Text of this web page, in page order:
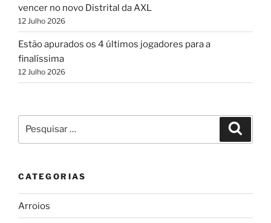
vencer no novo Distrital da AXL
12 Julho 2026
Estão apurados os 4 últimos jogadores para a
finalíssima
12 Julho 2026
por:
CATEGORIAS
Arroios